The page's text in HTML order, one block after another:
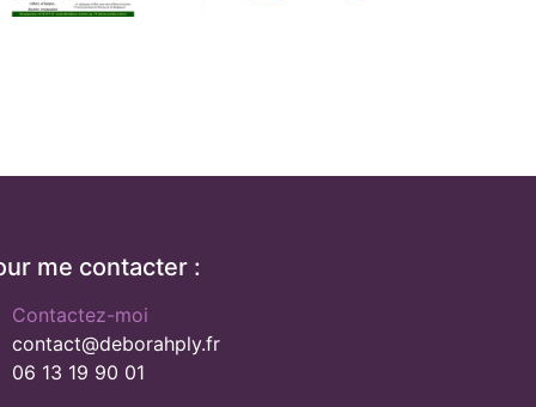
me contacter :
Contactez-moi
contact@deborahply.fr
06 13 19 90 01